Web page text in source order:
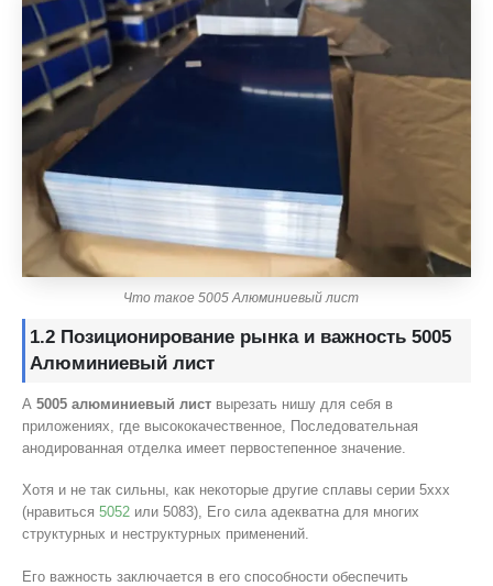
Что такое 5005 Алюминиевый лист
1.2 Позиционирование рынка и важность 5005
Алюминиевый лист
А 5005 алюминиевый лист вырезать нишу для себя в
приложениях, где высококачественное, Последовательная
анодированная отделка имеет первостепенное значение.
Хотя и не так сильны, как некоторые другие сплавы серии 5xxx
(нравиться 5052 или 5083), Его сила адекватна для многих
структурных и неструктурных применений.
Его важность заключается в его способности обеспечить